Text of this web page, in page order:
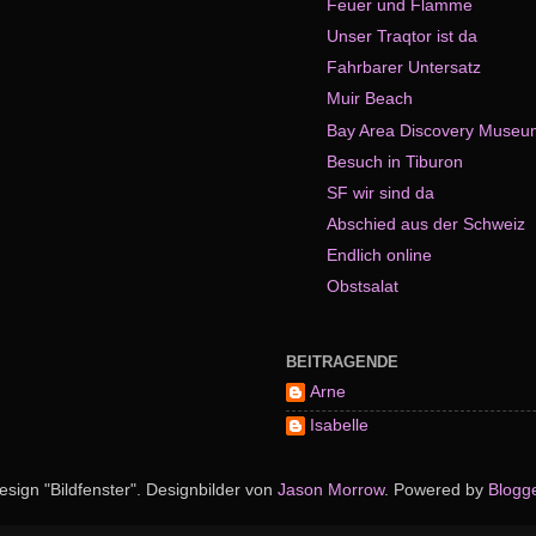
Feuer und Flamme
Unser Traqtor ist da
Fahrbarer Untersatz
Muir Beach
Bay Area Discovery
Besuch in Tiburon
SF wir sind da
Abschied aus der Schweiz
Endlich online
Obstsalat
BEITRAGENDE
Arne
Isabelle
"Bildfenster". Designbilder von Jason Morrow. Powered by